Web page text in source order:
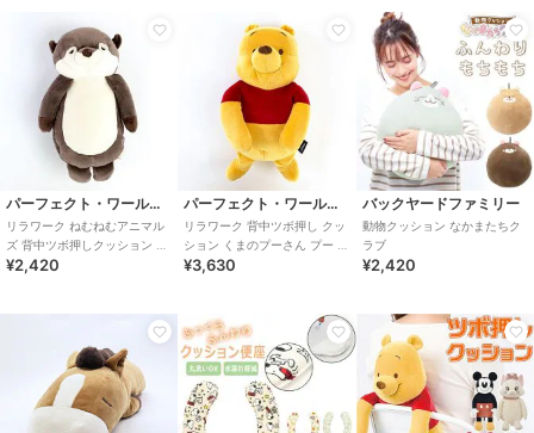
パーフェクト・ワールド・トーキョー
リラワーク ねむねむアニマル
ズ 背中ツボ押しクッション く
るり マッサージ ぬいぐるみ ク
¥2,420
パーフェクト・ワールド・トーキョー
リラワーク 背中ツボ押し クッ
ション くまのプーさん プー ぬ
いぐるみ リラックス 癒し テレ
¥3,630
バックヤードファミリー
動物クッション なかまたちク
ラブ
¥2,420